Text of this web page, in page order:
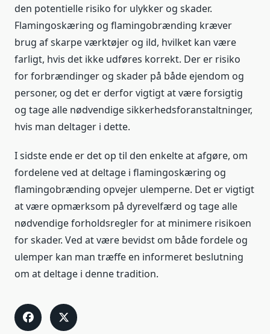
den potentielle risiko for ulykker og skader.
Flamingoskæring og flamingobrænding kræver
brug af skarpe værktøjer og ild, hvilket kan være
farligt, hvis det ikke udføres korrekt. Der er risiko
for forbrændinger og skader på både ejendom og
personer, og det er derfor vigtigt at være forsigtig
og tage alle nødvendige sikkerhedsforanstaltninger,
hvis man deltager i dette.
I sidste ende er det op til den enkelte at afgøre, om
fordelene ved at deltage i flamingoskæring og
flamingobrænding opvejer ulemperne. Det er vigtigt
at være opmærksom på dyrevelfærd og tage alle
nødvendige forholdsregler for at minimere risikoen
for skader. Ved at være bevidst om både fordele og
ulemper kan man træffe en informeret beslutning
om at deltage i denne tradition.